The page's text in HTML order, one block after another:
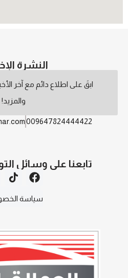
النشرة
ابقَ على اطلاع دائم مع آخر
والمزيد!
009647824444422
تابعنا على وسائل
الشروط
سياسة